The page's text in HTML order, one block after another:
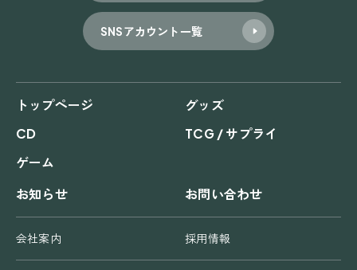
SNSアカウント一覧
トップページ
グッズ
CD
TCG / サプライ
ゲーム
お知らせ
お問い合わせ
会社案内 採用情報